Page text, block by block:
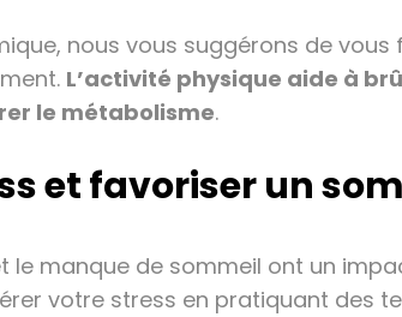
nous vous suggérons de
L’activité physique aide à
le métabolisme.
et favoriser un
le manque de sommeil ont un
votre stress en pratiquant des